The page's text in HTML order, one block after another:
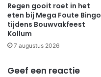
Regen gooit roet in het
eten bij Mega Foute Bingo
tijdens Bouwvakfeest
Kollum
7 augustus 2026
Geef een reactie